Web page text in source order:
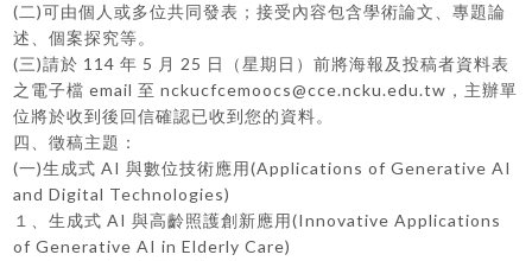
(二)可由個人或多位共同發表；接受內容包含學術論文、專題論
述、個案探究等。
(三)請於 114 年 5 月 25 日（星期日）前將海報及投稿者資料表
之電子檔 email 至 nckucfcemoocs@cce.ncku.edu.tw，主辦單
位將於收到後回信確認已收到您的資料。
四、徵稿主題：
(一)生成式 AI 與數位技術應用(Applications of Generative AI
and Digital Technologies)
１、生成式 AI 與高齡照護創新應用(Innovative Applications
of Generative AI in Elderly Care)